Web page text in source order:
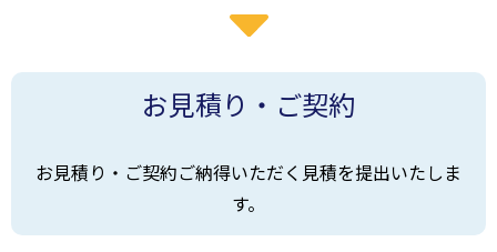
お見積り・ご契約
お見積り・ご契約ご納得いただく見積を提出いたしま
す。